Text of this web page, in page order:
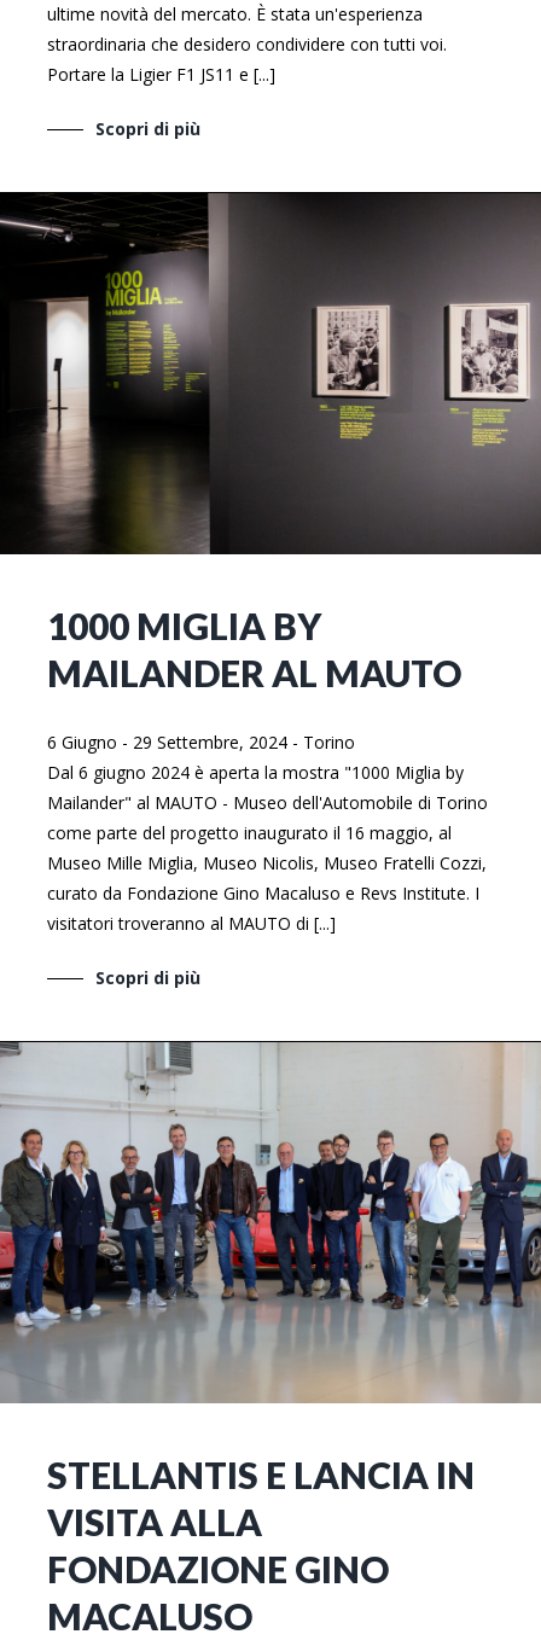
ultime novità del mercato. È stata un'esperienza
straordinaria che desidero condividere con tutti voi.
Portare la Ligier F1 JS11 e [...]
Scopri di più
1000 MIGLIA BY
MAILANDER AL MAUTO
6 Giugno - 29 Settembre, 2024 - Torino
Dal 6 giugno 2024 è aperta la mostra "1000 Miglia by
Mailander" al MAUTO - Museo dell'Automobile di Torino
come parte del progetto inaugurato il 16 maggio, al
Museo Mille Miglia, Museo Nicolis, Museo Fratelli Cozzi,
curato da Fondazione Gino Macaluso e Revs Institute. I
visitatori troveranno al MAUTO di [...]
Scopri di più
STELLANTIS E LANCIA IN
VISITA ALLA
FONDAZIONE GINO
MACALUSO